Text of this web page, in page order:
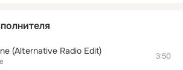
(Alternative Radio Edit) 3:50